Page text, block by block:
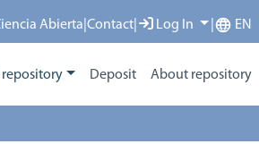
Abierta |Contact Log In EN
Deposit About repository